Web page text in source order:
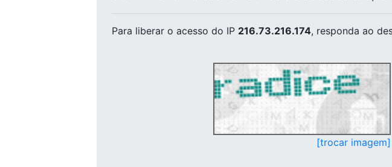
Para liberar o acesso do IP 216.73.216.174, responda ao
[trocar imagem]